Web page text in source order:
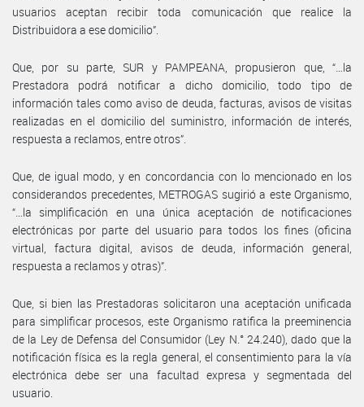
usuarios aceptan recibir toda comunicación que realice la
Distribuidora a ese domicilio”.
Que, por su parte, SUR y PAMPEANA, propusieron que, “…la
Prestadora podrá notificar a dicho domicilio, todo tipo de
información tales como aviso de deuda, facturas, avisos de visitas
realizadas en el domicilio del suministro, información de interés,
respuesta a reclamos, entre otros”.
Que, de igual modo, y en concordancia con lo mencionado en los
considerandos precedentes, METROGAS sugirió a este Organismo,
“…la simplificación en una única aceptación de notificaciones
electrónicas por parte del usuario para todos los fines (oficina
virtual, factura digital, avisos de deuda, información general,
respuesta a reclamos y otras)”.
Que, si bien las Prestadoras solicitaron una aceptación unificada
para simplificar procesos, este Organismo ratifica la preeminencia
de la Ley de Defensa del Consumidor (Ley N.° 24.240), dado que la
notificación física es la regla general, el consentimiento para la vía
electrónica debe ser una facultad expresa y segmentada del
usuario.